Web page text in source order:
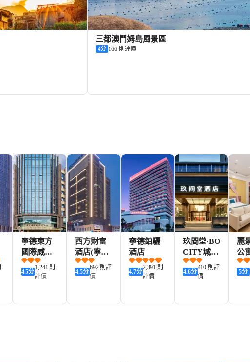
三都澳鬥姆島風景區
4分 166 則評價
寧德東方
國際威悅
大酒店
4.5分
1,241 則
評價
西方財富
酒店(寧德
萬達廣場
店)
4.5分
692 則評
價
寧德鉑驪
酒店
4.7分
2,391 則
評價
玖間堂·BO
CITY城市
酒店(寧德
蕉城區汽
4.6分
410 則評
價
麗
公
火
5分